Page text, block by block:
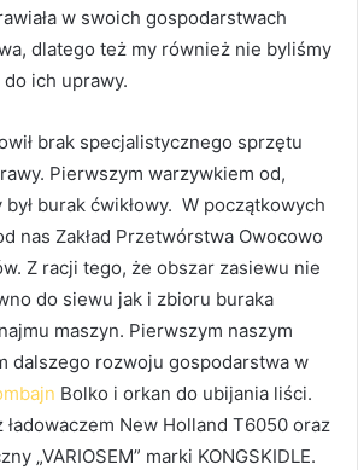
w swoich gospodarstwach
dlatego też my również nie byliśmy
ich uprawy.
brak specjalistycznego sprzętu
Pierwszym warzywkiem od,
burak ćwikłowy. W początkowych
nas Zakład Przetwórstwa Owocowo
Z racji tego, że obszar zasiewu nie
do siewu jak i zbioru buraka
maszyn. Pierwszym naszym
dalszego rozwoju gospodarstwa w
Bolko i orkan do ubijania liści.
New Holland T6050 oraz
„VARIOSEM” marki KONGSKIDLE.